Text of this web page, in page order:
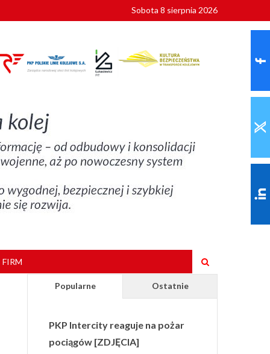
Sobota 8 sierpnia 2026
Popularne Ostatnie
PKP Intercity reaguje na pożar
pociągów [ZDJĘCIA]